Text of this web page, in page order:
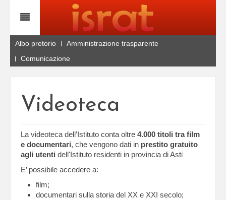
Albo pretorio
Amministrazione trasparente
Comunicazione
Videoteca
La videoteca dell’Istituto conta oltre 4.000 titoli tra film
e documentari, che vengono dati in prestito gratuito
agli utenti dell'Istituto residenti in provincia di Asti
E’ possibile accedere a:
film;
documentari sulla storia del XX e XXI secolo;